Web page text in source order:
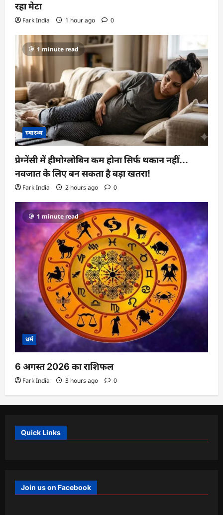
रहा मेटा
Fark India 1 hour ago 0
1 minute read
स्वास्थ्य
प्रेग्नेंसी में हीमोग्लोबिन कम होना सिर्फ थकान नहीं…
नवजात के लिए बन सकता है बड़ा खतरा!
Fark India 2 hours ago 0
1 minute read
धर्म
6 अगस्त 2026 का राशिफल
Fark India 3 hours ago 0
Quick Links
Join us on Facebook